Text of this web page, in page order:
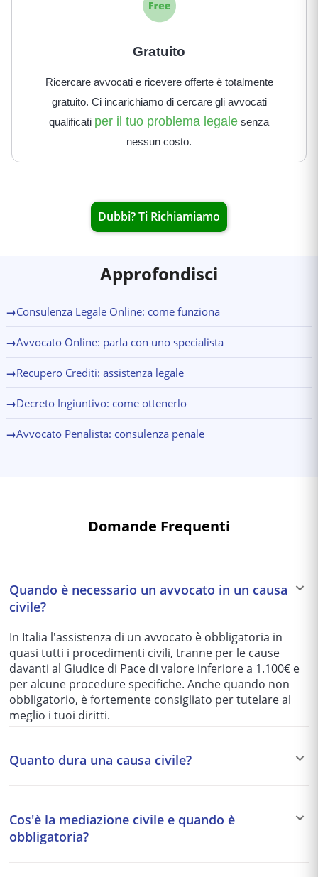
Gratuito
Ricercare avvocati e ricevere offerte è totalmente
gratuito. Ci incarichiamo di cercare gli avvocati
qualificati per il tuo problema legale senza
nessun costo.
Dubbi? Ti Richiamiamo
Approfondisci
→Consulenza Legale Online: come funziona
→Avvocato Online: parla con uno specialista
→Recupero Crediti: assistenza legale
→Decreto Ingiuntivo: come ottenerlo
→Avvocato Penalista: consulenza penale
Domande Frequenti
Quando è necessario un avvocato in un causa
civile?
In Italia l'assistenza di un avvocato è obbligatoria in
quasi tutti i procedimenti civili, tranne per le cause
davanti al Giudice di Pace di valore inferiore a 1.100€ e
per alcune procedure specifiche. Anche quando non
obbligatorio, è fortemente consigliato per tutelare al
meglio i tuoi diritti.
Quanto dura una causa civile?
semplici fino a 5-10 anni per quelle più articolate. Per
questo motivo si preferisce spesso una soluzione
Cos'è la mediazione civile e quando è
obbligatoria?